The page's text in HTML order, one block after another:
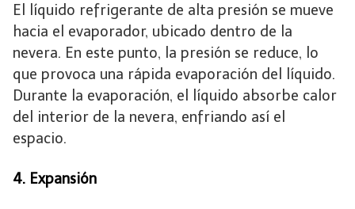
El líquido refrigerante de alta presión se mueve
hacia el evaporador, ubicado dentro de la
nevera. En este punto, la presión se reduce, lo
que provoca una rápida evaporación del líquido.
Durante la evaporación, el líquido absorbe calor
del interior de la nevera, enfriando así el
espacio.
4. Expansión